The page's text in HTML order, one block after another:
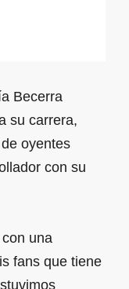
Becerra
su carrera,
oyentes
con su
una
fans que tiene